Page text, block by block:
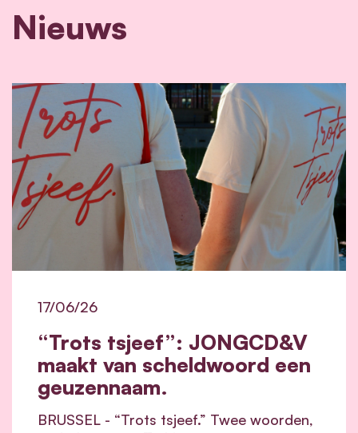
Nieuws
“Trots tsjeef”: JONGCD&V
maakt van scheldwoord een
geuzennaam.
17/06/26
BRUSSEL - “Trots tsjeef.” Twee woorden,